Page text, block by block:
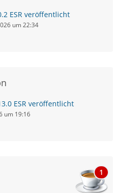
ESR veröffentlicht
um 22:34
ESR veröffentlicht
um 19:16
1